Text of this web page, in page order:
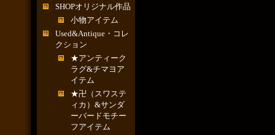
SHOPオリジナル作品
小物アイテム
Used&Antique・コレ
クション
★アンティーク
ラグ&チマヨア
イテム
★卍（スワステ
ィカ）&サンダ
ーバードモチー
フアイテム